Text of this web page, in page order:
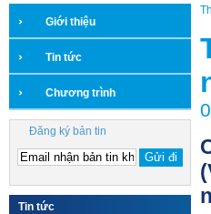
Giới thiệu
Tin tức
Chương trình
Đăng ký bản tin
Tin tức